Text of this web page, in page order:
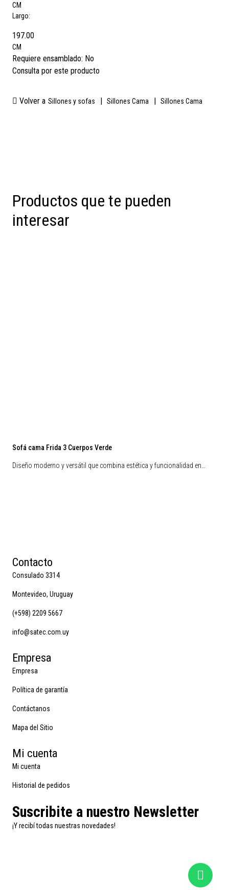
CM
Largo:
197.00
CM
Requiere ensamblado: No
Consulta por este producto
Volver a Sillones y sofas | Sillones Cama | Sillones Cama
Productos que te pueden
interesar
Sofá cama Frida 3 Cuerpos Verde
Diseño moderno y versátil que combina estética y funcionalidad en…
Contacto
Consulado 3314
Montevideo, Uruguay
(+598) 2209 5667
info@satec.com.uy
Empresa
Empresa
Política de garantía
Contáctanos
Mapa del Sitio
Mi cuenta
Mi cuenta
Historial de pedidos
Suscribite a nuestro Newsletter
¡Y recibí todas nuestras novedades!